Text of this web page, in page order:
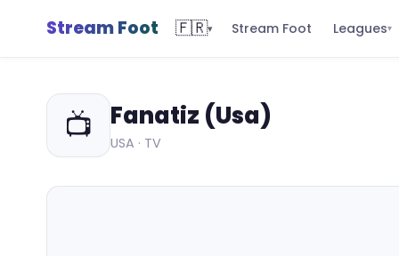
Stream Foot 🇫🇷▾ Stream Foot Leagues▾
📺 Fanatiz (Usa)
USA · TV